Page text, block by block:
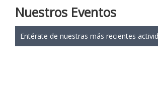
Nuestros Eventos
Entérate de nuestras más recientes